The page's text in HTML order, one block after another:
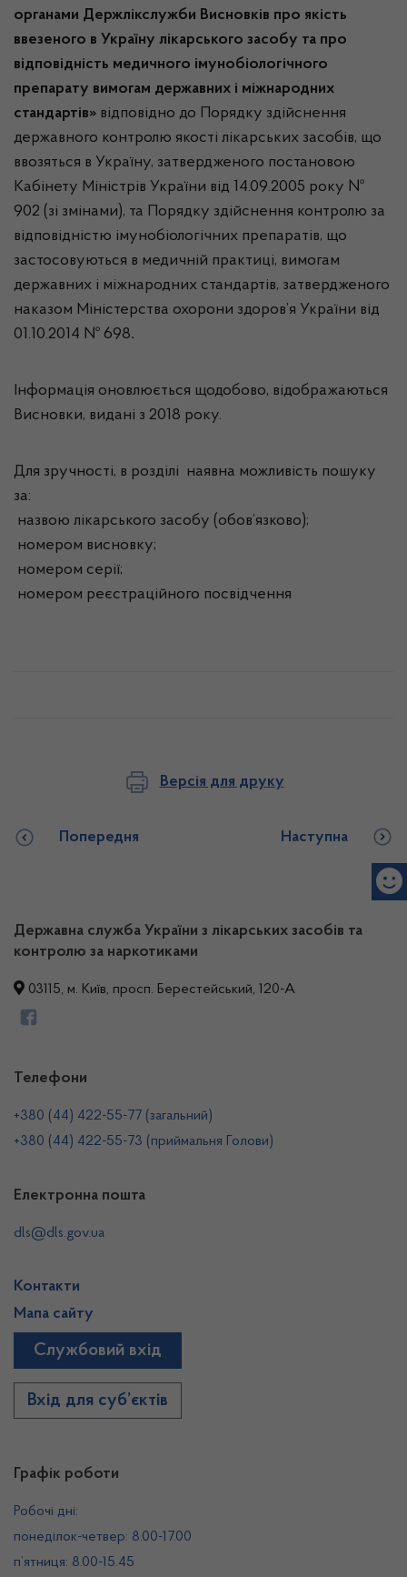
органами Держлікслужби Висновків про якість
ввезеного в Україну лікарського засобу та про
відповідність медичного імунобіологічного
препарату вимогам державних і міжнародних
стандартів» відповідно до Порядку здійснення
державного контролю якості лікарських засобів, що
ввозяться в Україну, затвердженого постановою
Кабінету Міністрів України від 14.09.2005 року №
902 (зі змінами), та Порядку здійснення контролю за
відповідністю імунобіологічних препаратів, що
застосовуються в медичній практиці, вимогам
державних і міжнародних стандартів, затвердженого
наказом Міністерства охорони здоров’я України від
01.10.2014 № 698.
Інформація оновлюється щодобово, відображаються
Висновки, видані з 2018 року.
Для зручності, в розділі наявна можливість пошуку
за:
назвою лікарського засобу (обов’язково);
номером висновку;
номером серії;
номером реєстраційного посвідчення
Версія для друку
Попередня Наступна
Державна служба України з лікарських засобів та
контролю за наркотиками
03115, м. Київ, просп. Берестейський, 120-А
Графік роботи
Робочі дні:
понеділок-четвер: 8.00-17.00
п’ятниця: 8.00-15.45
Телефони
+380 (44) 422-55-77 (загальний)
+380 (44) 422-55-73 (приймальня Голови)
Електронна пошта
dls@dls.gov.ua
Контакти
Мапа сайту
Службовий вхід
Вхід для суб’єктів